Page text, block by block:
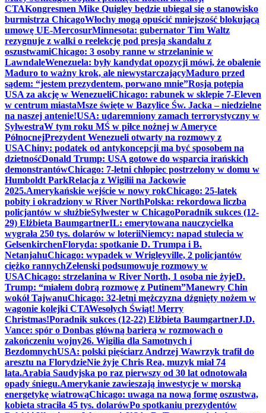
CTAKongresmen Mike Quigley będzie ubiegał się o stanowisko
burmistrza ChicagoWłochy mogą opuścić mniejszość blokującą
umowę UE-MercosurMinnesota: gubernator Tim Waltz
rezygnuje z walki o reelekcję pod presją skandalu z
oszustwamiChicago: 3 osoby ranne w strzelaninie w
LawndaleWenezuela: były kandydat opozycji mówi, że obalenie
Maduro to ważny krok, ale niewystarczającyMaduro przed
sądem: “jestem prezydentem, porwano mnie”Rosja potępia
USA za akcję w WenezueliChicago: rabunek w sklepie 7-Eleven
w centrum miastaMsze święte w Bazylice Św. Jacka – niedzielne
na naszej antenie!USA: udaremniony zamach terrorystyczny w
SylwestraW tym roku MŚ w piłce nożnej w Ameryce
PółnocnejPrezydent Wenezueli otwarty na rozmowy z
USAChiny: podatek od antykoncepcji ma być sposobem na
dzietnośćDonald Trump: USA gotowe do wsparcia irańskich
demonstrantówChicago: 7-letni chłopiec postrzelony w domu w
Humboldt ParkRelacja z Wigilii na Jackowie
2025.Amerykańskie wejście w nowy rokChicago: 25-latek
pobity i okradziony w River NorthPolska: rekordowa liczba
policjantów w służbieSylwester w ChicagoPoradnik sukces (12-
29) Elżbieta BaumgartnerIL: emerytowana nauczycielka
wygrała 250 tys. dolarów w loteriiNiemcy: napad stulecia w
GelsenkirchenFloryda: spotkanie D. Trumpa i B.
NetanjahuChicago: wypadek w Wrigleyville, 2 policjantów
ciężko rannychZełenski podsumowuje rozmowy w
USAChicago: strzelanina w River North, 1 osoba nie żyjeD.
Trump: “miałem dobrą rozmowę z Putinem”Manewry Chin
wokół TajwanuChicago: 32-letni mężczyzna dźgnięty nożem w
wagonie kolejki CTAWesołych Świąt! Merry
Christmas!Poradnik sukces (12-22) Elżbieta BaumgartnerJ.D.
Vance: spór o Donbas główną barierą w rozmowach o
zakończeniu wojny26. Wigilia dla Samotnych i
BezdomnychUSA: polski pięściarz Andrzej Wawrzyk trafił do
aresztu na FlorydzieNie żyje Chris Rea, muzyk miał 74
lata.Arabia Saudyjska po raz pierwszy od 30 lat odnotowała
opady śniegu.Amerykanie zawieszają inwestycje w morską
energetykę wiatrowąChicago: uwaga na nową formę oszustwa,
kobieta straciła 45 tys. dolarówPo spotkaniu prezydentów